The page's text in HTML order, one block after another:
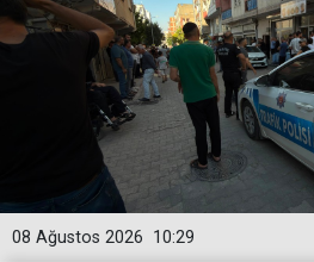
10:29
08 Ağustos 2026